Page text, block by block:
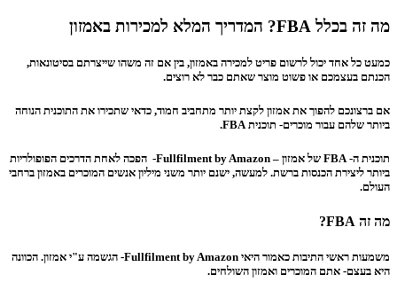
מה זה בכלל FBA? המדריך המלא למכירות באמזון
כמעט כל אחד יכול לרשום פריט למכירה באמזון, בין אם זה משהו שייצרתם בסיטונאות,
הכנתם בעצמכם או פשוט מוצר שאתם כבר לא רוצים.
אם ברצונכם להפוך את אמזון לקצת יותר מתחביב חמוד, כדאי שתכירו את התוכנית הנוחה
ביותר שלהם עבור מוכרים- תוכנית FBA.
תוכנית ה- FBA של אמזון – Fullfilment by Amazon- הפכה לאחת הדרכים הפופולריות
ביותר ליצירת הכנסות ברשת. למעשה, ישנם יותר משני מיליון אנשים המוכרים באמזון ברחבי
העולם.
מה זה FBA?
משמעות ראשי התיבות כאמור היאי Fullfilment by Amazon- הגשמה ע"י אמזון. הכוונה
היא בעצם- אתם המוכרים ואמזון השולחים.